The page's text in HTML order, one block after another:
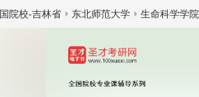
院校-吉林省 东北师范大学 生命科学学院